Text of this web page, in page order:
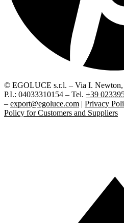
© EGOLUCE s.r.l. – Via I.
P.I.: 04033310154 – Tel. +39
– export@egoluce.com | Privacy
Policy for Customers and Suppliers